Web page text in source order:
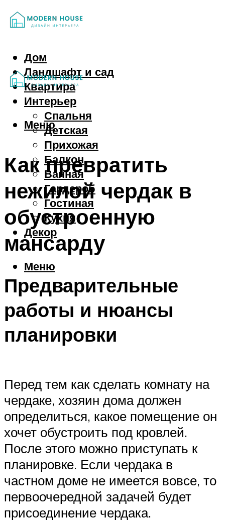
Дом
Ландшафт и сад
Квартира
Интерьер
Спальня
Детская
Прихожая
Балкон
Ванная
Гардероб
Гостиная
Кухня
Декор
Меню
Меню
Как превратить
нежилой чердак в
обустроенную
мансарду
Предварительные
работы и нюансы
планировки
Перед тем как сделать комнату на
чердаке, хозяин дома должен
определиться, какое помещение он
хочет обустроить под кровлей.
После этого можно приступать к
планировке. Если чердака в
частном доме не имеется вовсе, то
первоочередной задачей будет
присоединение чердака.